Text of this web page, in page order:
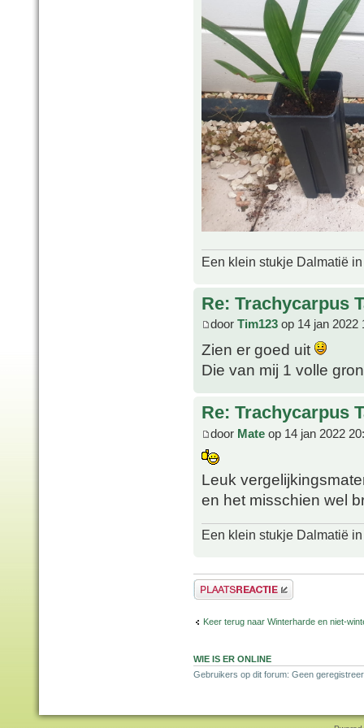
Een klein stukje Dalmatië
Re: Trachycarpus
door Tim123 op 14 jan 2022
Zien er goed uit
Die van mij 1 volle
Re: Trachycarpus
door Mate op 14 jan 2022
Leuk
en het misschien wel
Een klein stukje Dalmatië
Plaats een reactie
Keer terug naar Winterharde en niet-
WIE IS ER ONLINE
Gebruikers op dit forum: Geen